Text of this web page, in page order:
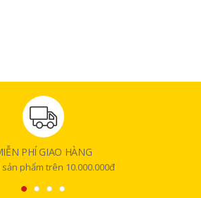
PHÍ GIAO HÀNG
phẩm trên 10.000.000đ